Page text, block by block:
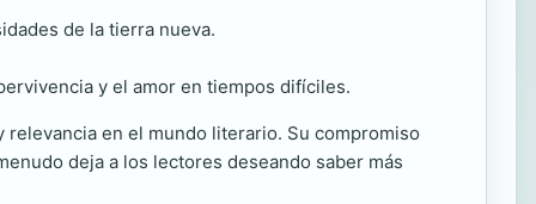
de la tierra nueva.
y el amor en tiempos difíciles.
en el mundo literario. Su compromiso
deja a los lectores deseando saber más